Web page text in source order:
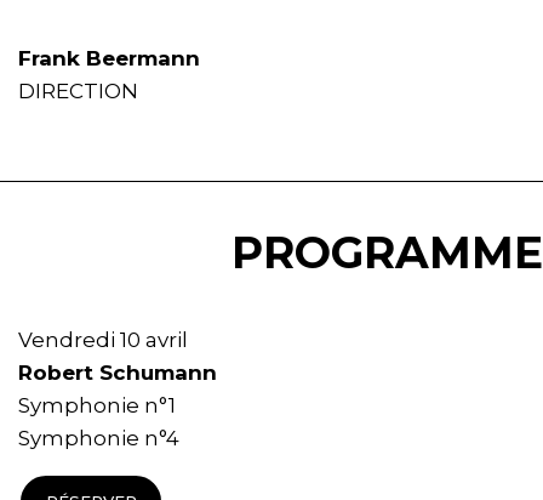
Frank Beermann
DIRECTION
PROGRAMME
Vendredi 10 avril
Robert Schumann
Symphonie n°1
Symphonie n°4